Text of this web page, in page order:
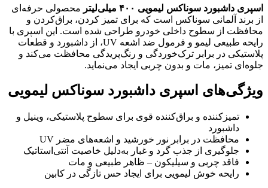
اسپری داشبورد سوناکس لیمویی ۴۰۰ میلی‌لیتر
محصولی حرفه‌ای
از برند آلمانی سوناکس است که برای تمیز کردن، براق‌کردن و
محافظت از سطوح داخلی خودرو طراحی شده است. این اسپری با
رایحه طبیعی لیمو و فرمول ضد اشعه UV، از داشبورد و قطعات
پلاستیکی در برابر ترک‌خوردگی و رنگ‌پریدگی محافظت می‌کند و
جلوه‌ای تمیز، مات و بدون چربی ایجاد می‌نماید.
ویژگی‌های اسپری داشبورد سوناکس لیمویی
تمیزکننده و براق‌کننده قوی برای سطوح پلاستیکی، وینیل و
داشبورد
محافظت در برابر نور خورشید و اشعه‌های مضر UV
جلوگیری از جذب گرد و غبار به‌دلیل خاصیت آنتی‌استاتیک
فاقد چربی و سیلیکون – ظاهر طبیعی و مات
رایحه خوش لیمویی برای ایجاد حس تازگی در کابین